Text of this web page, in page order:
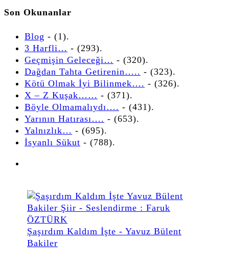
Son Okunanlar
Blog - (1).
3 Harfli… - (293).
Geçmişin Geleceği… - (320).
Dağdan Tahta Getirenin….. - (323).
Kötü Olmak İyi Bilinmek…. - (326).
X – Z Kuşak…… - (371).
Böyle Olmamalıydı…. - (431).
Yarının Hatırası…. - (653).
Yalnızlık… - (695).
İsyanlı Sükut - (788).
Şaşırdım Kaldım İşte - Yavuz Bülent
Bakiler